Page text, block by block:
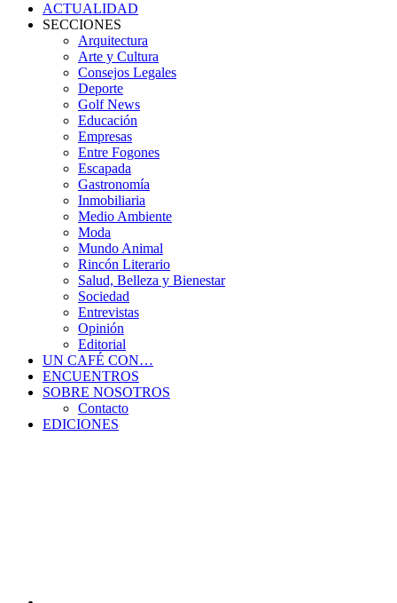
ACTUALIDAD
SECCIONES
Arquitectura
Arte y Cultura
Consejos Legales
Deporte
Golf News
Educación
Empresas
Entre Fogones
Escapada
Gastronomía
Inmobiliaria
Medio Ambiente
Moda
Mundo Animal
Rincón Literario
Salud, Belleza y Bienestar
Sociedad
Entrevistas
Opinión
Editorial
UN CAFÉ CON…
ENCUENTROS
SOBRE NOSOTROS
Contacto
EDICIONES